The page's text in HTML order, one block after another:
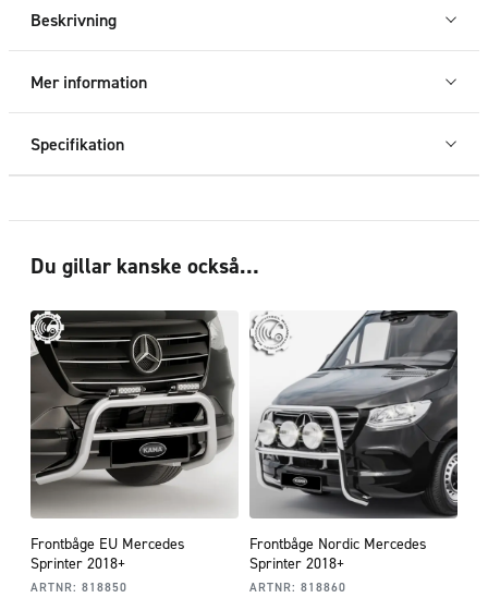
RWD
Beskrivning
Mer information
Specifikation
Du gillar kanske också…
Frontbåge EU Mercedes
Sprinter 2018+
ARTNR: 818850
Frontbåge Nordic Mercedes
Sprinter 2018+
ARTNR: 818860